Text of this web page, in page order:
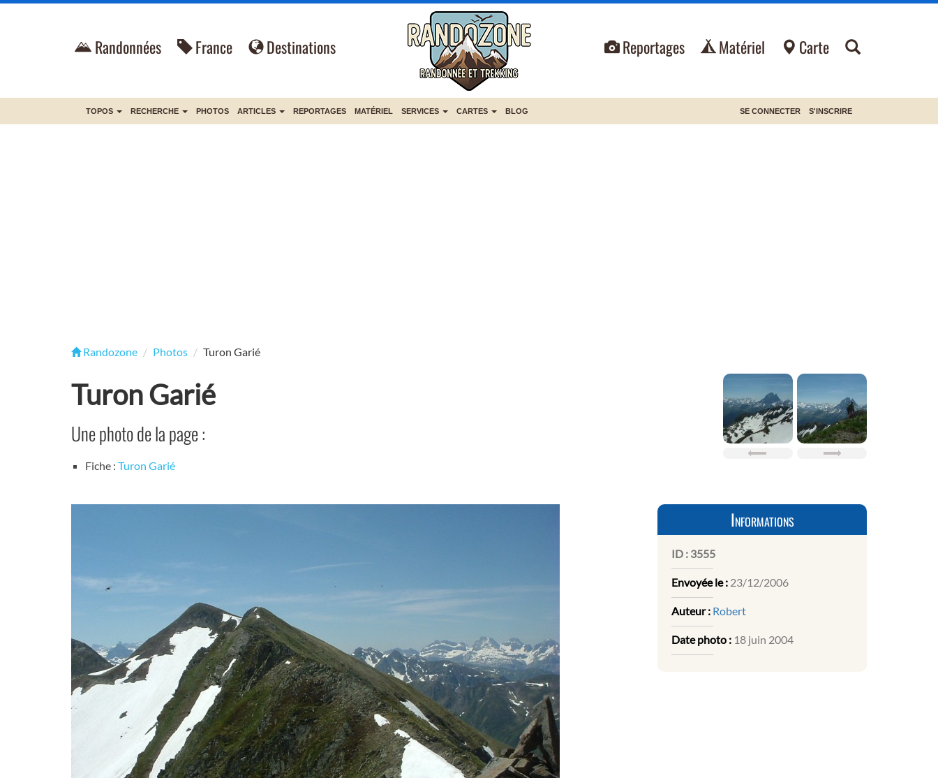
Randonnées France Destinations Reportages Matériel Carte
TOPOS RECHERCHE PHOTOS ARTICLES REPORTAGES MATÉRIEL SERVICES CARTES BLOG SE CONNECTER S'INSCRIRE
Randozone Photos Turon Garié
Turon Garié
Une photo de la page :
Fiche : Turon Garié
Informations
ID : 3555
Envoyée le : 23/12/2006
Auteur : Robert
Date photo : 18 juin 2004